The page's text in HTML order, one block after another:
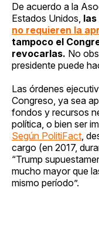
De acuerdo a la
Estados Unidos,
no requieren la
tampoco el
revocarlas. No
presidente puede
Las órdenes
Congreso, ya sea
fondos y recursos
política, o bien ser
Según PolitiFact,
cargo (en 2017,
“Trump
mucho mayor que
mismo período”.